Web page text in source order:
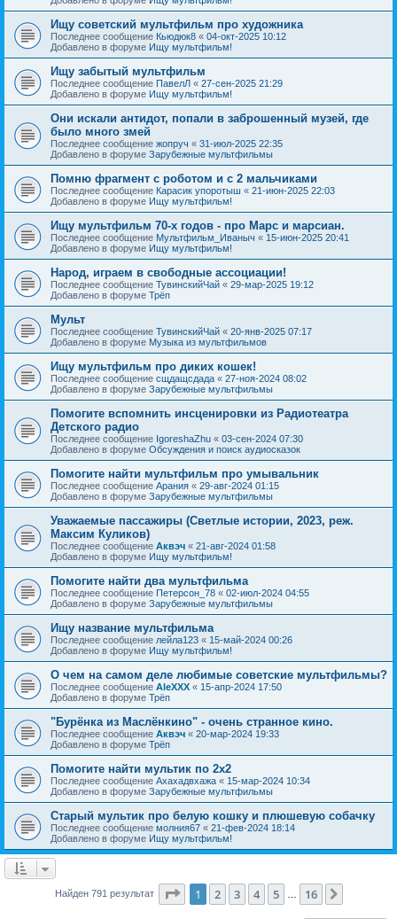
Ищу советский мультфильм про художника
Последнее сообщение Кьюдюк8 « 04-окт-2025 10:12
Добавлено в форуме Ищу мультфильм!
Ищу забытый мультфильм
Последнее сообщение ПавелЛ « 27-сен-2025 21:29
Добавлено в форуме Ищу мультфильм!
Они искали антидот, попали в заброшенный музей, где
было много змей
Последнее сообщение жопруч « 31-июл-2025 22:35
Добавлено в форуме Зарубежные мультфильмы
Помню фрагмент с роботом и с 2 мальчиками
Последнее сообщение Карасик упоротыш « 21-июн-2025 22:03
Добавлено в форуме Ищу мультфильм!
Ищу мультфильм 70-х годов - про Марс и марсиан.
Последнее сообщение Мультфильм_Иваныч « 15-июн-2025 20:41
Добавлено в форуме Ищу мультфильм!
Народ, играем в свободные ассоциации!
Последнее сообщение ТувинскийЧай « 29-мар-2025 19:12
Добавлено в форуме Трёп
Мульт
Последнее сообщение ТувинскийЧай « 20-янв-2025 07:17
Добавлено в форуме Музыка из мультфильмов
Ищу мультфильм про диких кошек!
Последнее сообщение сщдащсдада « 27-ноя-2024 08:02
Добавлено в форуме Зарубежные мультфильмы
Помогите вспомнить инсценировки из Радиотеатра
Детского радио
Последнее сообщение IgoreshaZhu « 03-сен-2024 07:30
Добавлено в форуме Обсуждения и поиск аудиосказок
Помогите найти мультфильм про умывальник
Последнее сообщение Арания « 29-авг-2024 01:15
Добавлено в форуме Зарубежные мультфильмы
Уважаемые пассажиры (Светлые истории, 2023, реж.
Максим Куликов)
Последнее сообщение Аквэч « 21-авг-2024 01:58
Добавлено в форуме Ищу мультфильм!
Помогите найти два мультфильма
Последнее сообщение Петерсон_78 « 02-июл-2024 04:55
Добавлено в форуме Зарубежные мультфильмы
Ищу название мультфильма
Последнее сообщение лейла123 « 15-май-2024 00:26
Добавлено в форуме Ищу мультфильм!
О чем на самом деле любимые советские мультфильмы?
Последнее сообщение AleXXX « 15-апр-2024 17:50
Добавлено в форуме Трёп
"Бурёнка из Маслёнкино" - очень странное кино.
Последнее сообщение Аквэч « 20-мар-2024 19:33
Добавлено в форуме Трёп
Помогите найти мультик по 2х2
Последнее сообщение Ахахадвхажа « 15-мар-2024 10:34
Добавлено в форуме Зарубежные мультфильмы
Старый мультик про белую кошку и плюшевую собачку
Последнее сообщение молния67 « 21-фев-2024 18:14
Добавлено в форуме Ищу мультфильм!
Найден 791 результат Страница из 16
1 2 3 4 5 16